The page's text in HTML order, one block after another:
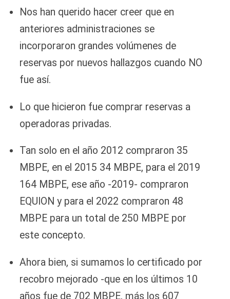
Nos han querido hacer creer que en
anteriores administraciones se
incorporaron grandes volúmenes de
reservas por nuevos hallazgos cuando NO
fue así.
Lo que hicieron fue comprar reservas a
operadoras privadas.
Tan solo en el año 2012 compraron 35
MBPE, en el 2015 34 MBPE, para el 2019
164 MBPE, ese año -2019- compraron
EQUION y para el 2022 compraron 48
MBPE para un total de 250 MBPE por
este concepto.
Ahora bien, si sumamos lo certificado por
recobro mejorado -que en los últimos 10
años fue de 702 MBPE, más los 607